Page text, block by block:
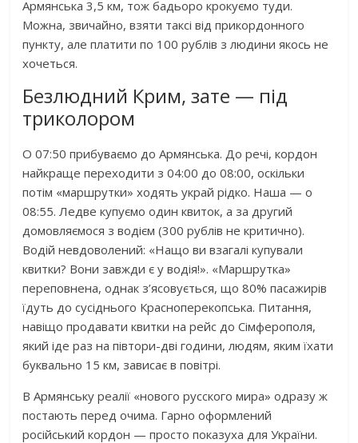
Армянська 3,5 км, тож бадьоро крокуємо туди.
Можна, звичайно, взяти таксі від прикордонного
пункту, але платити по 100 рублів з людини якось не
хочеться.
Безлюдний Крим, зате — під
триколором
О 07:50 прибуваємо до Армянська. До речі, кордон
найкраще переходити з 04:00 до 08:00, оскільки
потім «маршрутки» ходять украй рідко. Наша — о
08:55. Ледве купуємо один квиток, а за другий
домовляємося з водієм (300 рублів не критично).
Водій невдоволений: «Нащо ви взагалі купували
квитки? Вони завжди є у водія!». «Маршрутка»
переповнена, однак з’ясовується, що 80% пасажирів
їдуть до сусіднього Красноперекопська. Питання,
навіщо продавати квитки на рейс до Сімферополя,
який іде раз на півтори-дві години, людям, яким їхати
буквально 15 км, зависає в повітрі.
В Армянську реалії «нового русского мира» одразу ж
постають перед очима. Гарно оформлений
російський кордон — просто показуха для України.